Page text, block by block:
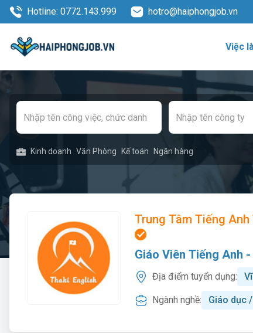
Hotline: 0772.143.999 hotro@haiphongjob.vn
Việc
Kinh doanh Văn Phòng Kế toán Ngân hàng
Trung Tâm Tiếng
Giáo Viên Tiếng Anh
Địa điểm tuyển dụng:
Ngành nghề: Giáo dục